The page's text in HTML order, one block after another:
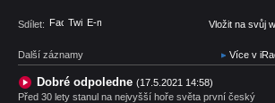
Sdílet: Facebook
TwitterE-mail Vložit na svůj
Další záznamy Více v
Dobré odpoledne (17.5.2021 14:58)
Před 30 lety stanul na nejvyšší hoře světa první český